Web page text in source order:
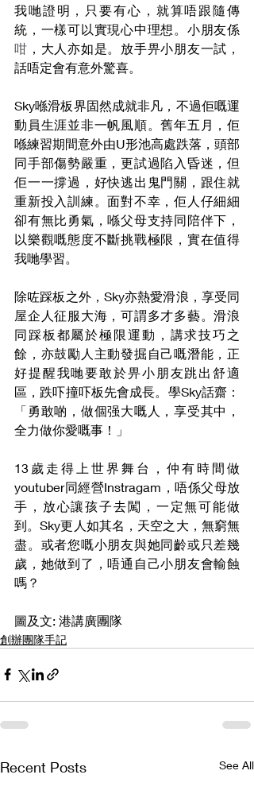
我哋證明，只要有心，就算唔跟隨傳
統，一樣可以實現心中理想。小朋友係
咁 ，大人亦如是。放手畀小朋友一試，
話唔定會有意外驚喜。
Sky喺滑板界固然成就非凡，不過佢嘅運
動員生涯並非一帆風順。舊年五月，佢
喺練習期間意外由U形池高處跌落，頭部
同手部傷勢嚴重，更試過陷入昏迷，但
佢一一撐過，好快逃出鬼門關，跟住就
重新投入訓練。面對不幸，佢人仔細細
卻有無比勇氣，喺父母支持同陪伴下，
以樂觀嘅態度不斷挑戰極限，實在值得
我哋學習。
除咗踩板之外，Sky亦熱愛滑浪，享受同
屋企人征服大海，可謂多才多藝。滑浪
同踩板都屬於極限運動，講求技巧之
餘，亦鼓勵人主動發掘自己嘅潛能，正
好提醒我哋要敢於畀小朋友跳出舒適
區，跌吓撞吓板先會成長。學Sky話齋：
「勇敢啲，做個强大嘅人，享受其中，
全力做你愛嘅事！」
13歲走得上世界舞台，仲有時間做
youtuber同經營Instragam，唔係父母放
手，放心讓孩子去闖，一定無可能做
到。Sky更人如其名，天空之大，無窮無
盡。或者您嘅小朋友與她同齡或只差幾
歲，她做到了，唔通自己小朋友會輸蝕
嗎？
圖及文: 港講廣團隊
創辦團隊手記
Recent Posts See All